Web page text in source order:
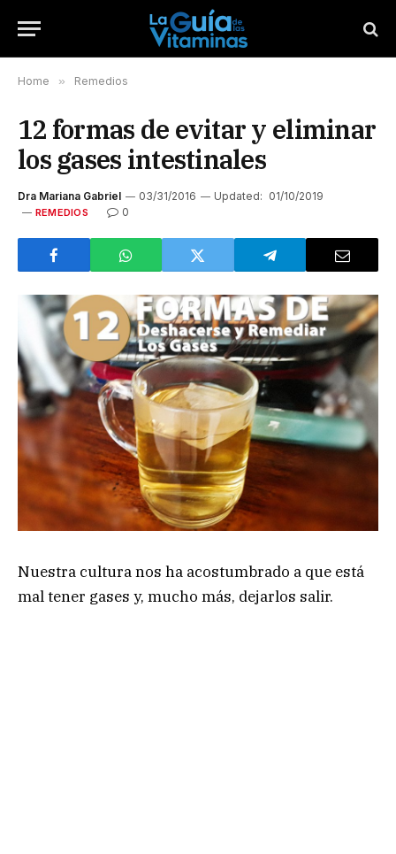
Home » Remedios
12 formas de evitar y eliminar
los gases intestinales
Dra Mariana Gabriel 03/31/2016 Updated: 01/10/2019
REMEDIOS 0
Nuestra cultura nos ha acostumbrado a que está
mal tener gases y, mucho más, dejarlos salir.